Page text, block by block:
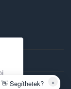
×
Segíthetek?